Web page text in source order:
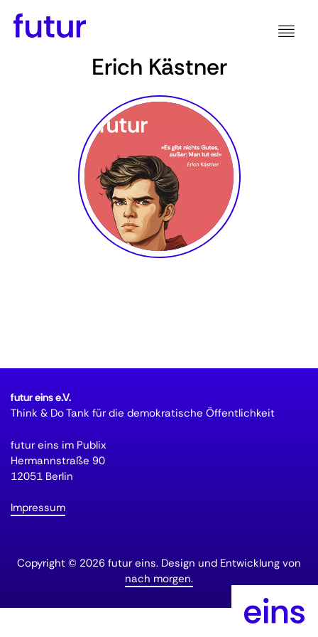
Erich Kästner
futur eins e.V.
Think & Do Tank für die demokratische Öffentlichkeit
futur eins im Publix
Hermannstraße 90
12051 Berlin
Impressum
Copyright © 2026 futur eins. Design und Entwicklung von
nach morgen.